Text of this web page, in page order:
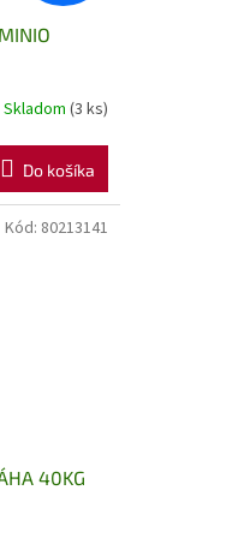
Skladom (3 ks)
Do košíka
40KG
Kód: 80213141